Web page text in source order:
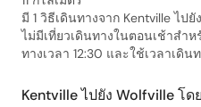
มี 1 วิธีเดินทางจาก Kentville ไป
ไม่มีเที่ยวเดินทางในตอนเช้าสำ
ทางเวลา 12:30 และใช้เวลาเดิน
Kentville ไปยัง Wolfville โด